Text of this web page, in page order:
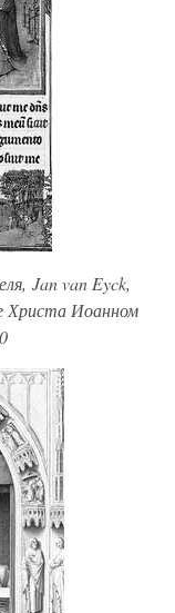
Jan van Eyck,
Христа Иоанном